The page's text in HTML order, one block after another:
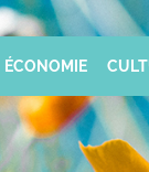
ÉCONOMIE